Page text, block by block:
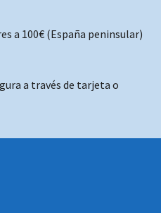
a 100€ (España peninsular)
a través de tarjeta o